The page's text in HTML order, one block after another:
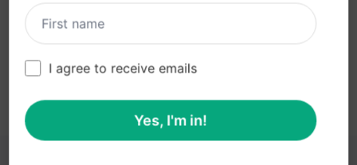
I agree to receive emails
Yes, I'm in!